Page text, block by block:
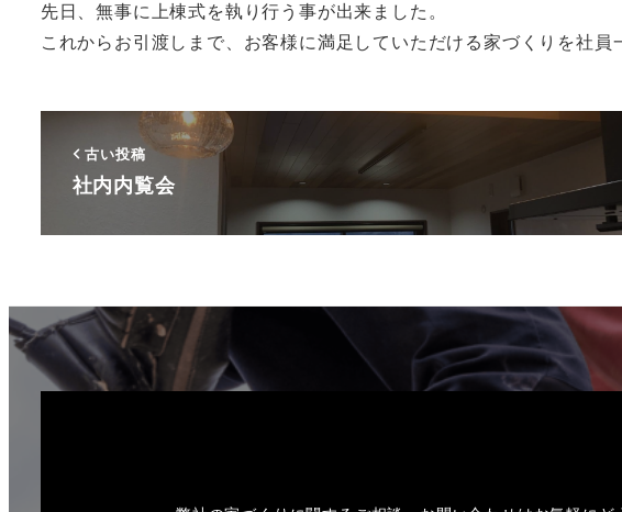
先日、無事に上棟式を執り行う事が出来ました。
これからお引渡しまで、お客様に満足していただける家づくりを社員
古い投稿
社内内覧会